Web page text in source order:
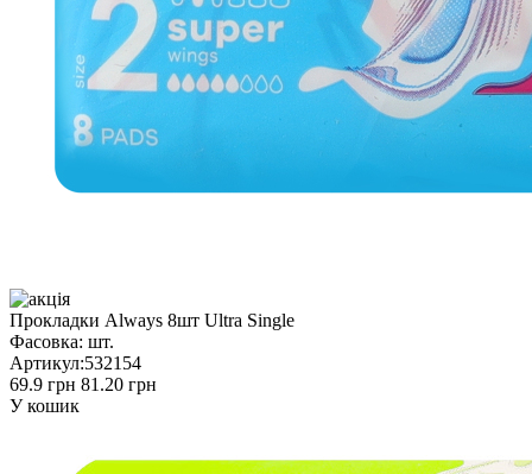
Прокладки Always 8шт Ultra Single
Фасовка: шт.
Артикул:532154
69.9 грн 81.20 грн
У кошик